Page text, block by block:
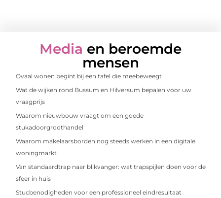
Media en beroemde
mensen
Ovaal wonen begint bij een tafel die meebeweegt
Wat de wijken rond Bussum en Hilversum bepalen voor uw
vraagprijs
Waarom nieuwbouw vraagt om een goede
stukadoorgroothandel
Waarom makelaarsborden nog steeds werken in een digitale
woningmarkt
Van standaardtrap naar blikvanger: wat trapspijlen doen voor de
sfeer in huis
Stucbenodigheden voor een professioneel eindresultaat